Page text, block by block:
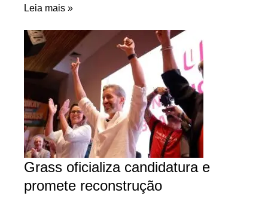
Leia mais »
Grass oficializa candidatura e
promete reconstrução